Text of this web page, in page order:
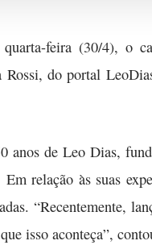
feira (30/4), o
do portal
anos de Leo Dias,
relação às suas
“Recentemente,
isso aconteça”,